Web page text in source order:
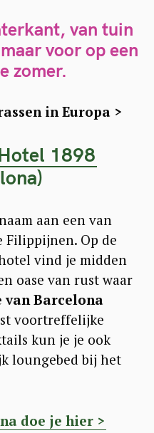
van tuin
voor op een
zomer.
in Europa >
1898
aan een van
Filippijnen. Op de
vind je midden
oase van rust waar
Barcelona
voortreffelijke
kun je je ook
loungebed bij het
doe je hier >